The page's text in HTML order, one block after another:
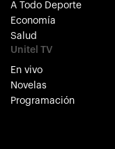
A Todo Deporte
Economía
Salud
Unitel TV
En vivo
Novelas
Programación